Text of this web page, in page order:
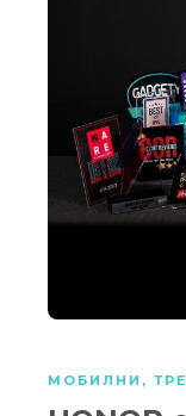
МОБИЛНИ ,